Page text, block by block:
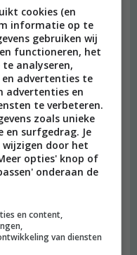
en of het echte veren
ik wat ik eigenlijk al
wel veren vandaan moet
het oog op
alternatief… Te kleine
gedrag en vaak veel
blijven (waar ze
simpelweg slacht).
in voor de veren
cookies (en
informatie op te
gebruiken wij
functioneren, het
analyseren,
advertenties te
advertenties en
te verbeteren.
zoals unieke
en surfgedrag. Je
door het
opties' knop of
onderaan de
en content,
van diensten